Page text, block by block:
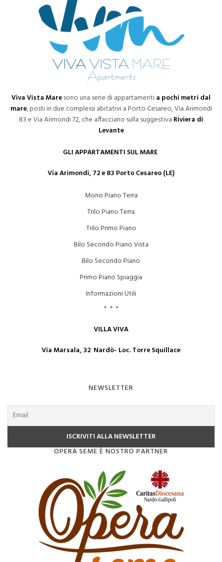
Viva Vista Maresono una serie di appartamentia pochi metri dal
mare, posti in due complessi abitativi a Porto Cesareo, Via Arimondi
83 e Via Arimondi 72, che affacciano sulla suggestiva Riviera di
Levante
GLI APPARTAMENTI SUL MARE
Via Arimondi, 72 e 83 Porto Cesareo (LE)
Mono Piano Terra
Trilo Piano Terra
Trilo Primo Piano
Bilo Secondo Piano Vista
Bilo Secondo Piano
Primo Piano Spiaggia
Informazioni Utili
* * *
VILLA VIVA
Via Marsala, 32 Nardò- Loc. Torre Squillace
NEWSLETTER
OPERA SEME È NOSTRO PARTNER